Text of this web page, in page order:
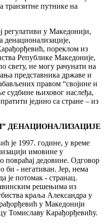
транзитне путнике на
регулативи у Македонији,
денационализације,
пореклом из
Републике Македоније,
свету, не могу рачунати на
представника државе и
правом “својине и
судбине њиховог наслеђа,
једино са стране – из
ДЕНАЦИОНАЛИЗАЦИЈЕ
је 1997. године, у време
имовине у
повраћај дедовине. Одговор
би - негативан. Јер, нема
је потомак - странац.
решењима из
краља Александра у
у Македонији
Томиславу Карађорђевићу.